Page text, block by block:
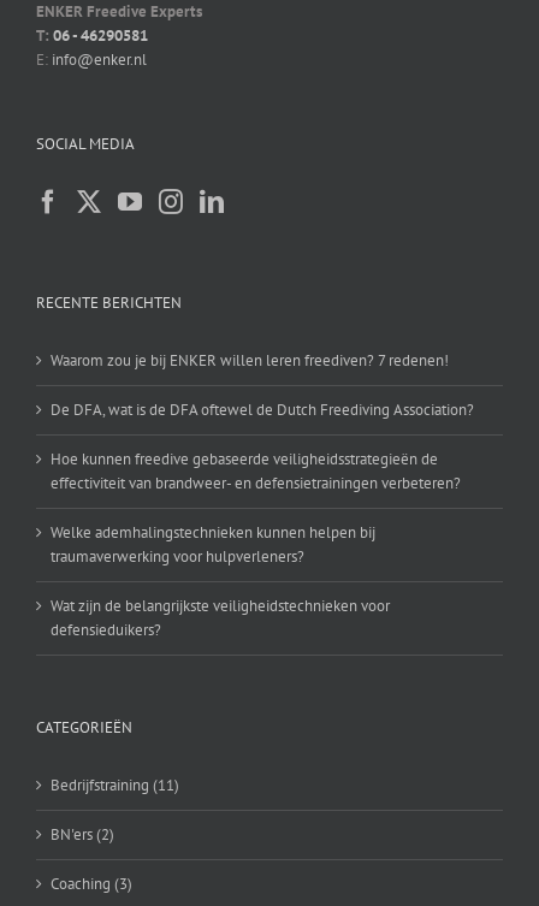
ENKER Freedive Experts
T: 06 - 46290581
E: info@enker.nl
SOCIAL MEDIA
RECENTE BERICHTEN
Waarom zou je bij ENKER willen leren freediven? 7 redenen!
De DFA, wat is de DFA oftewel de Dutch Freediving Association?
Hoe kunnen freedive gebaseerde veiligheidsstrategieën de
effectiviteit van brandweer- en defensietrainingen verbeteren?
Welke ademhalingstechnieken kunnen helpen bij
traumaverwerking voor hulpverleners?
Wat zijn de belangrijkste veiligheidstechnieken voor
defensieduikers?
CATEGORIEËN
Bedrijfstraining (11)
BN'ers (2)
Coaching (3)